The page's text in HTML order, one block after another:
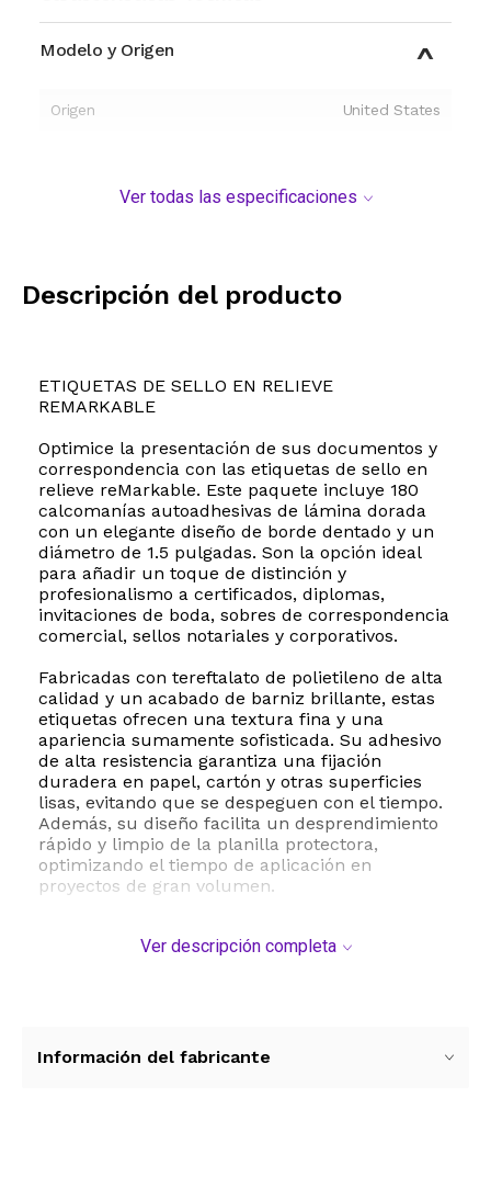
Modelo y Origen
Origen United States
Ver todas las especificaciones
Descripción del producto
ETIQUETAS DE SELLO EN RELIEVE
REMARKABLE
Optimice la presentación de sus documentos y
correspondencia con las etiquetas de sello en
relieve reMarkable. Este paquete incluye 180
calcomanías autoadhesivas de lámina dorada
con un elegante diseño de borde dentado y un
diámetro de 1.5 pulgadas. Son la opción ideal
para añadir un toque de distinción y
profesionalismo a certificados, diplomas,
invitaciones de boda, sobres de correspondencia
comercial, sellos notariales y corporativos.
Fabricadas con tereftalato de polietileno de alta
calidad y un acabado de barniz brillante, estas
etiquetas ofrecen una textura fina y una
apariencia sumamente sofisticada. Su adhesivo
de alta resistencia garantiza una fijación
duradera en papel, cartón y otras superficies
lisas, evitando que se despeguen con el tiempo.
Además, su diseño facilita un desprendimiento
rápido y limpio de la planilla protectora,
optimizando el tiempo de aplicación en
proyectos de gran volumen.
es su superficie apta para escritura. Puede
Ya sea para certificar un logro académico, sellar
Ver descripción completa
Información del fabricante